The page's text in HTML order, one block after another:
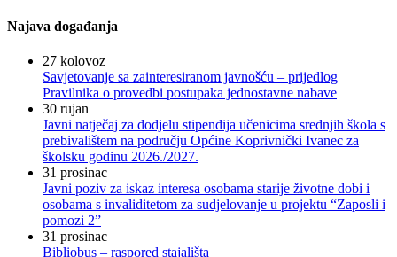
Najava događanja
27 kolovoz
Savjetovanje sa zainteresiranom javnošću – prijedlog
Pravilnika o provedbi postupaka jednostavne nabave
30 rujan
Javni natječaj za dodjelu stipendija učenicima srednjih škola s
prebivalištem na području Općine Koprivnički Ivanec za
školsku godinu 2026./2027.
31 prosinac
Javni poziv za iskaz interesa osobama starije životne dobi i
osobama s invaliditetom za sudjelovanje u projektu “Zaposli i
pomozi 2”
31 prosinac
Bibliobus – raspored stajališta